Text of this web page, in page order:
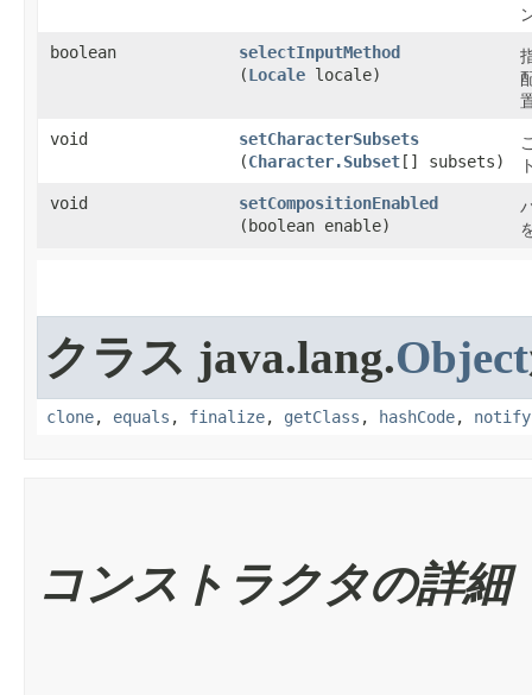
boolean selectInputMethod
(Locale locale)
void setCharacterSubsets
(Character.Subset [] subsets)
void setCompositionEnabled
(boolean enable)
クラス java.lang.Object
clone, equals , finalize, getClass , hashCode, notify
コンストラクタの詳細